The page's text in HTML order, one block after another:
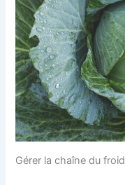
Gérer la chaîne du froid